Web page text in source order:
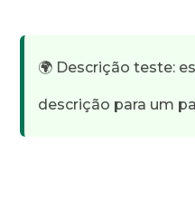
🌍 Descrição teste:
descrição para um